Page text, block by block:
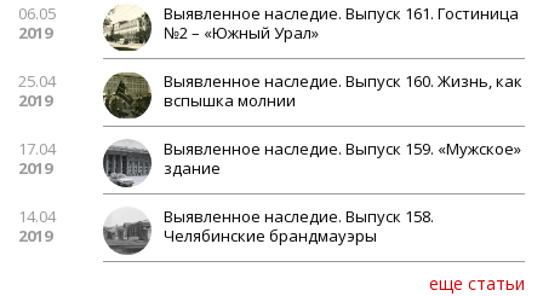
06.05
2019
Выявленное наследие. Выпуск 161. Гостиница
№2 – «Южный Урал»
25.04
2019
Выявленное наследие. Выпуск 160. Жизнь, как
вспышка молнии
17.04
2019
Выявленное наследие. Выпуск 159. «Мужское»
здание
14.04
2019
Выявленное наследие. Выпуск 158.
Челябинские брандмауэры
еще статьи